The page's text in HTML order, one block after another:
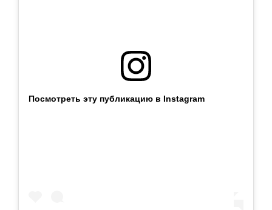
Посмотреть эту публикацию в Instagram